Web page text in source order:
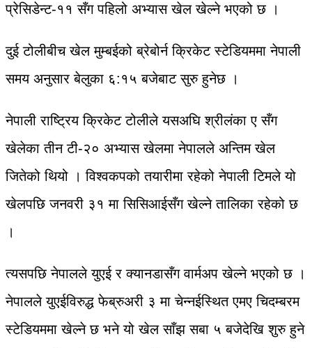
प्रेसिडेन्ट-११ सँग पहिलो अभ्यास खेल खेल्ने भएको छ ।
दुई टोलीबीच खेल मुम्बईको ब्रेबोर्न क्रिकेट स्टेडियममा नेपाली
समय अनुसार बेलुका ६:१५ बजेबाट सुरु हुनेछ ।
नेपाली राष्ट्रिय क्रिकेट टोलीले यसअघि श्रीलंका ए सँग
खेलेका तीन टी-२० अभ्यास खेलमा नेपालले अन्तिम खेल
जितेको थियो । विश्वकपको तयारीमा रहेको नेपाली टिमले यो
खेलपछि जनवरी ३१ मा सिसिआईसँग खेल्ने तालिका रहेको छ
।
त्यसपछि नेपालले युएई र क्यानडासँग वार्मअप खेल्ने भएको छ ।
नेपालले युएईविरुद्ध फेब्रुअरी ३ मा चेन्नईस्थित एमए चिदम्बरम
स्टेडियममा खेल्ने छ भने यो खेल साँझ सबा ५ बजेदेखि शुरु हुने